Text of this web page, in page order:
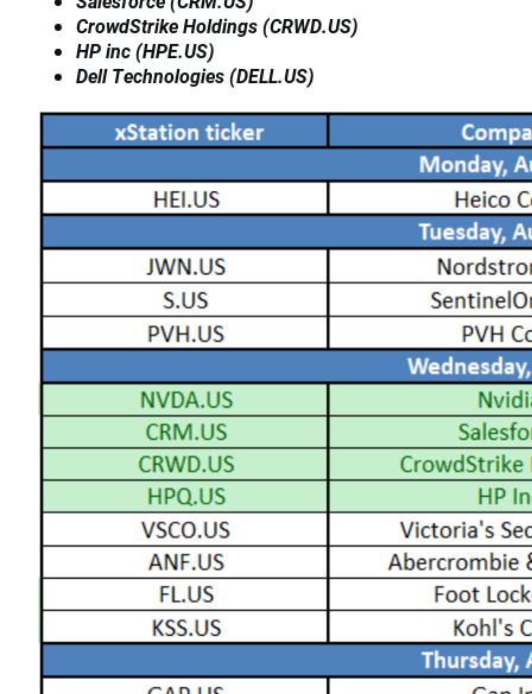
CrowdStrike Holdings (CRWD.US)
HP inc (HPE.US)
Dell Technologies (DELL.US)